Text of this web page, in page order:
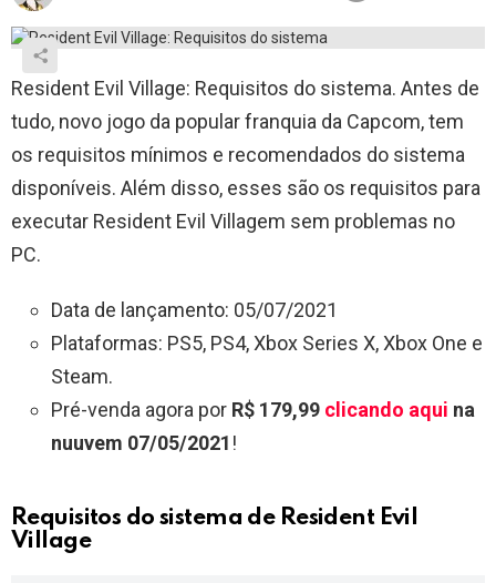
Resident Evil Village: Requisitos do sistema. Antes de
tudo, novo jogo da popular franquia da Capcom, tem
os requisitos mínimos e recomendados do sistema
disponíveis. Além disso, esses são os requisitos para
executar Resident Evil Villagem sem problemas no
PC.
Data de lançamento: 05/07/2021
Plataformas: PS5, PS4, Xbox Series X, Xbox One e
Steam.
Pré-venda agora por R$ 179,99 clicando aqui na
nuuvem 07/05/2021 !
Requisitos do sistema de Resident Evil
Village